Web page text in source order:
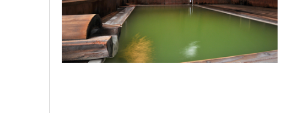
72,000円 (36,000円/人/泊)